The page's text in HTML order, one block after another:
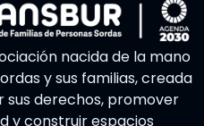
nacida de la mano
y sus familias, creada
sus derechos, promover
y construir espacios